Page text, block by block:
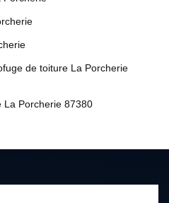
de toiture La Porcherie
La Porcherie 87380